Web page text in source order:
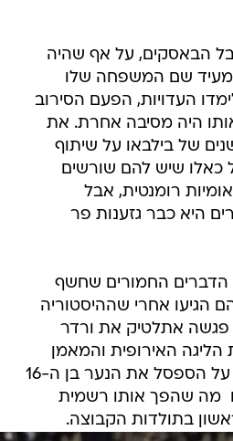
הבאסקים, על אף שהיה
שם המשפחה שלו 
העדויות, הפעם הסירוב
היה מסיבה אחרת. את
של בילבאו על שיתוף
כאלו שיש להם שורשים
רומנטית, אבל
היא כבר גזענות פר
הדברים החמורים שחשף
הגיעו אחרי שההיסטוריה
פגשה אתלטיק את ורדר
האירופית והמאמן
חואקין קפארוס הושיב על הספסל את הנער בן ה-16
 מה שהפך אותו רשמית
בתולדות הקבוצה.